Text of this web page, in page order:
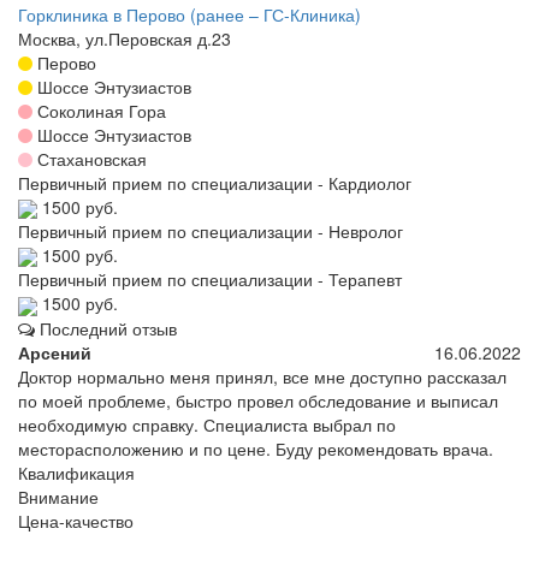
Горклиника в Перово (ранее – ГС-Клиника)
Москва, ул.Перовская д.23
Перово
Шоссе Энтузиастов
Соколиная Гора
Шоссе Энтузиастов
Стахановская
Первичный прием по специализации - Кардиолог
1500 руб.
Первичный прием по специализации - Невролог
1500 руб.
Первичный прием по специализации - Терапевт
1500 руб.
Последний отзыв
Арсений
16.06.2022
Доктор нормально меня принял, все мне доступно рассказал
по моей проблеме, быстро провел обследование и выписал
необходимую справку. Специалиста выбрал по
месторасположению и по цене. Буду рекомендовать врача.
Квалификация
Внимание
Цена-качество